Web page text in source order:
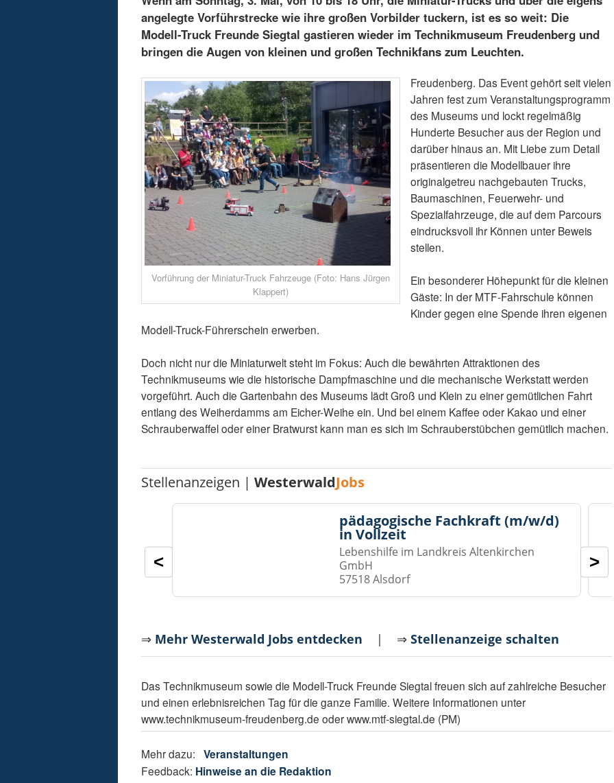
angelegte Vorführstrecke wie ihre großen Vorbilder tuckern, ist es so weit: Die
Modell-Truck Freunde Siegtal gastieren wieder im Technikmuseum Freudenberg und
bringen die Augen von kleinen und großen Technikfans zum Leuchten.
Vorführung der Miniatur-Truck Fahrzeuge (Foto: Hans Jürgen
Klappert)
Freudenberg. Das Event gehört seit vielen
Jahren fest zum Veranstaltungsprogramm
des Museums und lockt regelmäßig
Hunderte Besucher aus der Region und
darüber hinaus an. Mit Liebe zum Detail
präsentieren die Modellbauer ihre
originalgetreu nachgebauten Trucks,
Baumaschinen, Feuerwehr- und
Spezialfahrzeuge, die auf dem Parcours
eindrucksvoll ihr Können unter Beweis
stellen.
Ein besonderer Höhepunkt für die kleinen
Gäste: In der MTF-Fahrschule können
Kinder gegen eine Spende ihren eigenen
Modell-Truck-Führerschein erwerben.
Doch nicht nur die Miniaturwelt steht im Fokus: Auch die bewährten Attraktionen des
Technikmuseums wie die historische Dampfmaschine und die mechanische Werkstatt werden
vorgeführt. Auch die Gartenbahn des Museums lädt Groß und Klein zu einer gemütlichen Fahrt
entlang des Weiherdamms am Eicher-Weihe ein. Und bei einem Kaffee oder Kakao und einer
Schrauberwaffel oder einer Bratwurst kann man es sich im Schrauberstübchen gemütlich machen.
Stellenanzeigen |WesterwaldJobs
pädagogische Fachkraft (m/w/d)
in Vollzeit
Lebenshilfe im Landkreis Altenkirchen
GmbH
57518 Alsdorf
< >
⇒ Mehr Westerwald Jobs entdecken | ⇒Stellenanzeige schalten
Das Technikmuseum sowie die Modell-Truck Freunde Siegtal freuen sich auf zahlreiche Besucher
und einen erlebnisreichen Tag für die ganze Familie. Weitere Informationen unter
www.technikmuseum-freudenberg.de oder www.mtf-siegtal.de (PM)
Mehr dazu:Veranstaltungen
Feedback: Hinweise an die Redaktion